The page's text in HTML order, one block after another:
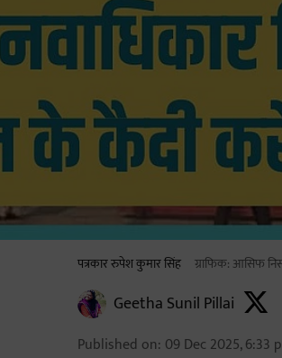
पत्रकार रुपेश कुमार सिंह ग्राफिक: आसिफ
Geetha Sunil Pillai
Published on: 09 Dec 2025, 6:33